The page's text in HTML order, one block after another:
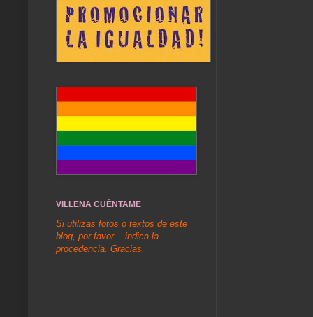
VILLENA CUÉNTAME
Si utilizas fotos o textos de este
blog, por favor... indica la
procedencia. Gracias.